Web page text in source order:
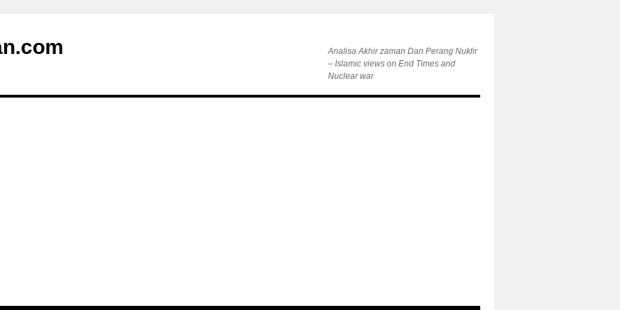
Analisa Akhir zaman Dan Perang Nuklir
– Islamic views on End Times and
Nuclear war